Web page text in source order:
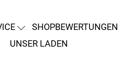
SHOPBEWERTUNGEN
UNSER LADEN